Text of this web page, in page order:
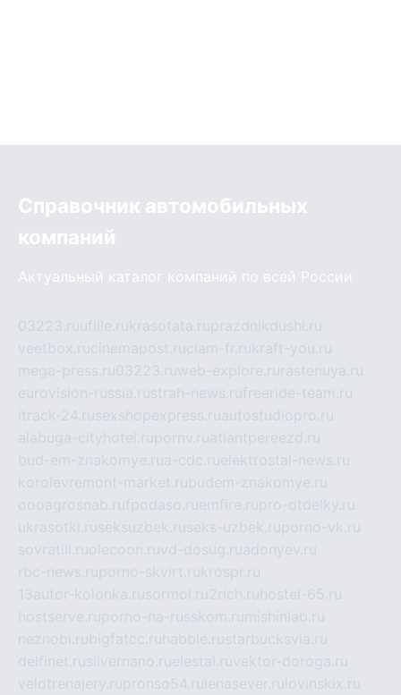
Справочник автомобильных
компаний
Актуальный каталог компаний по всей России
03223.ruufille.rukrasotata.ruprazdnikdushi.ru
veetbox.rucinemapost.ruciam-fr.rukraft-you.ru
mega-press.ru03223.ruweb-explore.ru rastenuya.ru
eurovision-russia.rustrah-news.rufreeride-team.ru
itrack-24.rusexshopexpress.ruautostudiopro.ru
alabuga-cityhotel.rupornv.ruatlantpereezd.ru
bud-em-znakomye.rua-cdc.ruelektrostal-news.ru
korolevremont-market.rubudem-znakomye.ru
oooagrosnab.rufpodaso.ruemfire.rupro-otdelky.ru
ukrasotki.ruseksuzbek.ruseks-uzbek.ruporno-vk.ru
sovratili.ruolecoon.ruvd-dosug.ruadonyev.ru
rbc-news.ruporno-skvirt.rukrospr.ru
13autor-kolonka.rusormol.ru2rich.ru hostel-65.ru
hostserve.ruporno-na-russkom.ru mishinlab.ru
neznobi.rubigfatcc.ru habble.rustarbucksvia.ru
delfinet.rusilvernano.ruelestal.ruvektor-doroga.ru
velotrenajery.rupronso54.ru lenasever.ru lovinskix.ru